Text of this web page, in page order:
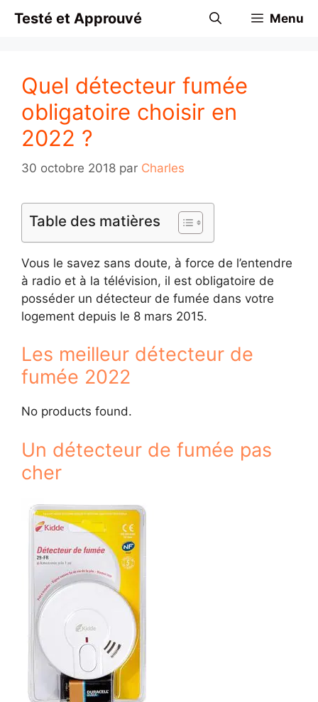
Testé et Approuvé Menu
Quel détecteur fumée
obligatoire choisir en
2022 ?
30 octobre 2018 par Charles
Table des matières
Vous le savez sans doute, à force de l’entendre
à radio et à la télévision, il est obligatoire de
posséder un détecteur de fumée dans votre
logement depuis le 8 mars 2015.
Les meilleur détecteur de
fumée 2022
No products found.
Un détecteur de fumée pas
cher